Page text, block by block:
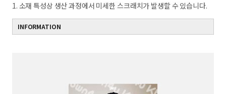
1. 소재 특성상 생산 과정에서 미세한 스크래치가 발생할 수 있습니다.
INFORMATION